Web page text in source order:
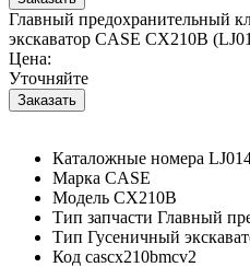
Главный предохранительный
экскаватор CASE CX210B
Цена:
Уточняйте
Каталожные номера
Марка CASE
Модель CX210B
Тип запчасти Главный
Тип Гусеничный
Код cascx210bmcv2